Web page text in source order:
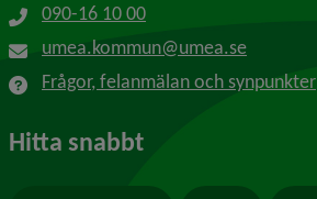
090-16 10 00
umea.kommun@umea.se
Frågor, felanmälan och synpunkter
Hitta snabbt